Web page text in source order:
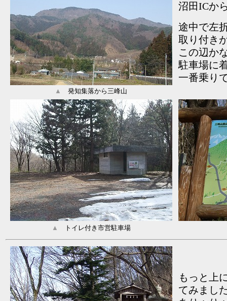
沼田ICか
途中で左
取り付き
この辺か
駐車場に
一番乗り
▲ 発知集落から三峰山
▲ トイレ付き市営駐車場
もっと上
てみまし